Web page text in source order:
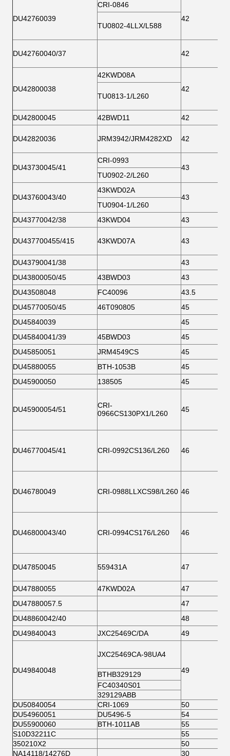
DU42760039
CRI-0846
42
TU0802-4LLX/L588
DU42760040/37 42
DU42800038
42KWD08A
42
TU0813-1/L260
DU42800045 42BWD11 42
DU42820036 JRM3942/JRM4282XD 42
DU43730045/41
CRI-0993
43
TU0902-2/L260
DU43760043/40
43KWD02A
43
TU0904-1/L260
DU43770042/38
43KWD04 43
DU437700455/415 43KWD07A 43
DU43790041/38
43
DU43800050/45
43BWD03
43
DU43508048
FC40096
43.5
DU45770050/45
46T090805
45
DU45840039
45
DU45840041/39
45BWD03
45
DU45850051
JRM4549CS
45
DU45880055
BTH-1053B
45
DU45900050
138505 45
DU45900054/51
CRI-
0966CS130PX1/L260
45
DU46770045/41 CRI-0992CS136/L260 46
DU46780049 CRI-0988LLXCS98/L260 46
DU46800043/40 CRI-0994CS176/L260 46
DU47850045 559431A 47
DU47880055 47KWD02A
47
DU47880057.5
47
DU48860042/40
48
DU49840043
JXC25469C/DA 49
DU49840048
JXC25469CA-98UA4
49
BTHB329129
FC40340S01
329129ABB
DU50840054
CRI-1069
50
DU54960051
DU5496-5
54
DU55900060
BTH-1011AB
55
S10D32211C
55
350210X2
50
NA14118/14276D
30